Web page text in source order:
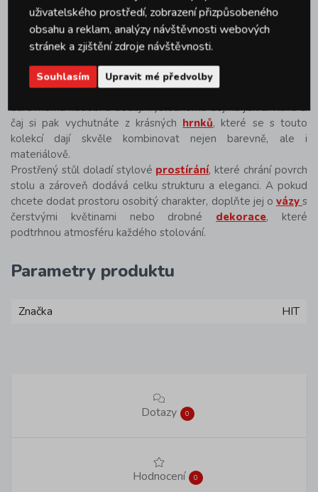
výhodných sad příborů , které se svými tvary i
povrchovou úpravou skvěle hodí k této barevné kolekci talířů.
K podávání salátů, příloh nebo dezertů se skvěle hodí
velikostem doplní celý set do perfektního celku.
Pro dokonalé stolování nesmí chybět skleničky
barevnému nádobí a dodají výslednému dojmu jiskru. Kávu či
čaj si pak vychutnáte z krásných hrnků, které se s touto
kolekcí dají skvěle kombinovat nejen barevně, ale i
materiálově.
Prostřený stůl doladí stylové prostírání, které chrání povrch
stolu a zároveň dodává celku strukturu a eleganci. A pokud
chcete dodat prostoru osobitý charakter, doplňte jej o vázy s
čerstvými květinami nebo drobné
dekorace, které
podtrhnou atmosféru každého stolování.
Parametry produktu
Značka HIT
Dotazy 0
Hodnocení 0
uživatelského prostředí, zobrazení přizpůsobeného
obsahu a reklam, analýzy návštěvnosti webových
stránek a zjištění zdroje návštěvnosti.
Souhlasím Upravit mé předvolby